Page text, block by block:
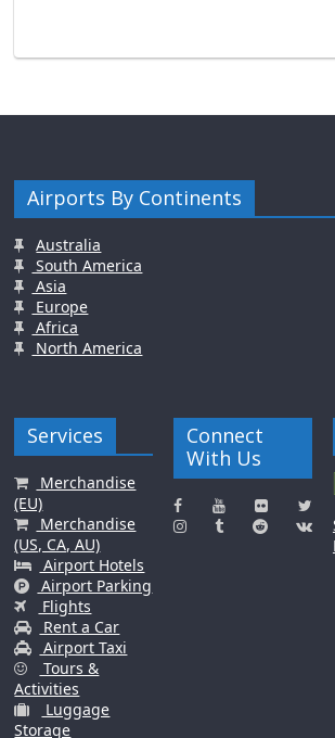
Airports By Continents
Australia
South America
Asia
Europe
Africa
North America
Services
Merchandise
(EU)
Merchandise
(US, CA, AU)
Airport Hotels
Airport Parking
Flights
Rent a Car
Airport Taxi
Tours &
Activities
Luggage
Storage
Connect
With Us